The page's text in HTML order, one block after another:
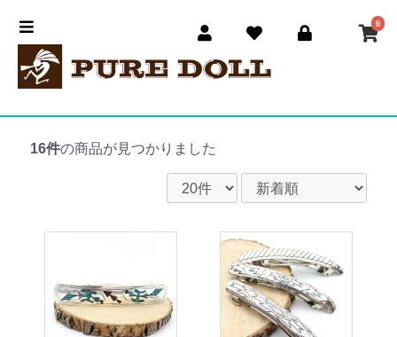
0
16件の商品が見つかりました